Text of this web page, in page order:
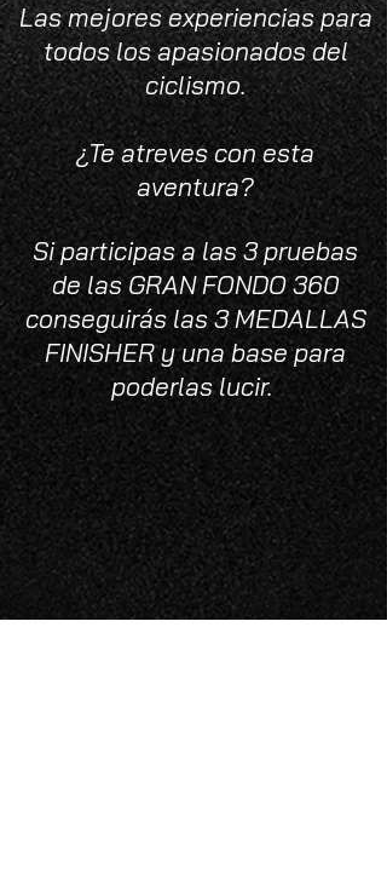
Las mejores experiencias para
todos los apasionados del
ciclismo.
¿Te atreves con esta
aventura?
Si participas a las 3 pruebas
de las GRAN FONDO 360
conseguirás las 3 MEDALLAS
FINISHER y una base para
poderlas lucir.